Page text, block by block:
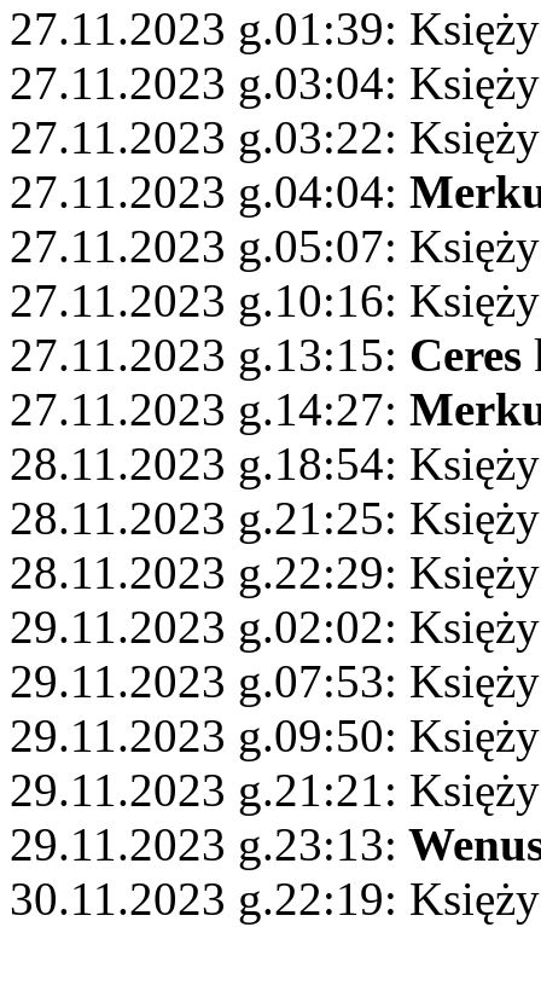
27.11.2023 g.01:39:
27.11.2023 g.03:04:
27.11.2023 g.03:22:
27.11.2023 g.04:04:
27.11.2023 g.05:07:
27.11.2023 g.10:16:
27.11.2023 g.13:15: Ceres
27.11.2023 g.14:27:
28.11.2023 g.18:54:
28.11.2023 g.21:25:
28.11.2023 g.22:29:
29.11.2023 g.02:02:
29.11.2023 g.07:53:
29.11.2023 g.09:50:
29.11.2023 g.21:21:
29.11.2023 g.23:13:
30.11.2023 g.22:19: